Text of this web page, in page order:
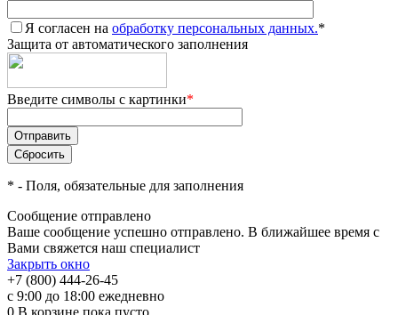
Я согласен на обработку персональных данных.*
Защита от автоматического заполнения
Введите символы с картинки*
* - Поля, обязательные для заполнения
Сообщение отправлено
Ваше сообщение успешно отправлено. В ближайшее время с
Вами свяжется наш специалист
Закрыть окно
+7 (800) 444-26-45
с 9:00 до 18:00 ежедневно
0 В корзине пока пусто